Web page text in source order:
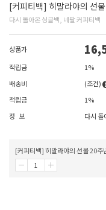
[커피티백] 히말라야의 선
다시 돌아온 싱글백, 네팔 커피티백
상품가
적립금
1%
배송비
(조건)
적립금
1%
정 보
다시 돌
[커피티백] 히말라야의 선물 20주